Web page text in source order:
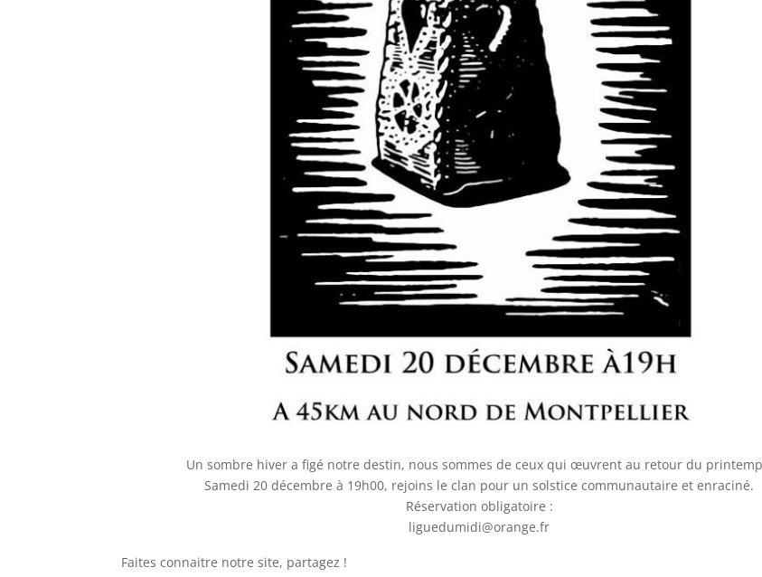
Un sombre hiver a figé notre destin, nous sommes de ceux qui œuvrent au retour du
Samedi 20 décembre à 19h00, rejoins le clan pour un solstice communautaire et enraciné.
Réservation obligatoire :
liguedumidi@orange.fr
Faites connaitre notre site, partagez !